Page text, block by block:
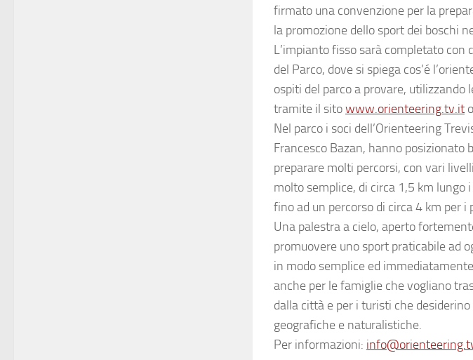
firmato una convenzione per la
la promozione dello sport dei boschi
L’impianto fisso sarà completato con
del Parco, dove si spiega cos’é
ospiti del parco a provare,
tramite il sitowww.orienteering.tv.it
Nel parco i soci dell’Orienteering
Francesco Bazan, hanno
preparare molti percorsi, con vari
molto semplice, di circa 1,5 km lungo
fino ad un percorso di circa 4 km per i
Una palestra a cielo, aperto
promuovere uno sport praticabile ad
in modo semplice ed
anche per le famiglie che vogliano
dalla città e per i turisti che
geografiche e naturalistiche.
Per informazioni: